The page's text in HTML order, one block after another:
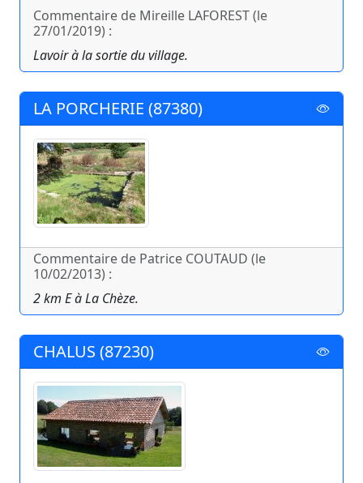
Commentaire de Mireille LAFOREST (le
27/01/2019) :
Lavoir à la sortie du village.
LA PORCHERIE (87380)
Commentaire de Patrice COUTAUD (le
10/02/2013) :
2 km E à La Chèze.
CHALUS (87230)